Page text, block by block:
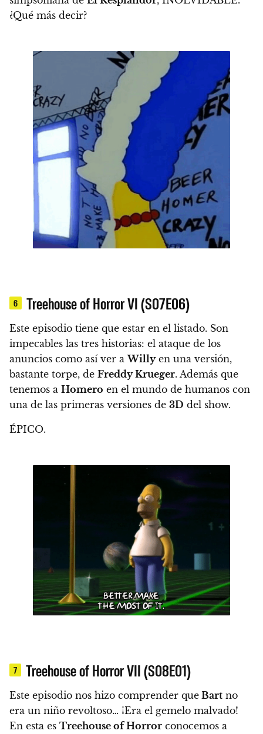
¿Qué más decir?
6 Treehouse of Horror VI (S07E06)
Este episodio tiene que estar en el listado. Son
impecables las tres historias: el ataque de los
anuncios como así ver aWillyen una versión,
bastante torpe, de Freddy Krueger. Además que
tenemos a Homero en el mundo de humanos con
una de las primeras versiones de 3D del show.
ÉPICO.
7 Treehouse of Horror VII (S08E01)
Este episodio nos hizo comprender que Bart no
era un niño revoltoso… ¡Era el gemelo malvado!
En esta es Treehouse of Horror conocemos a